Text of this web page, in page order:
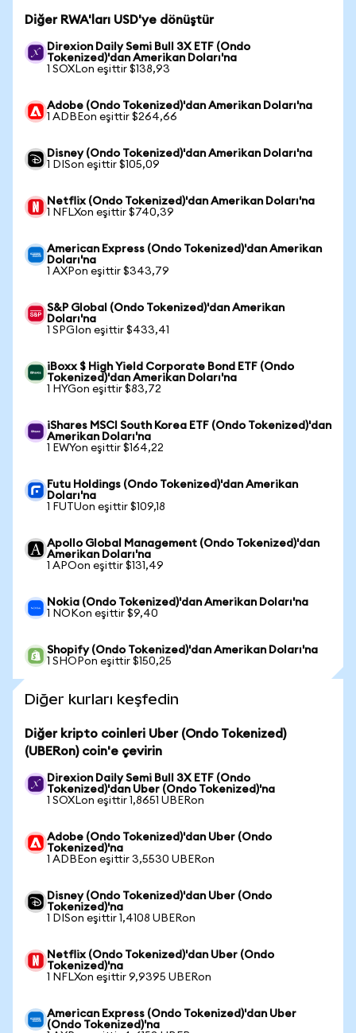
Diğer RWA'ları USD'ye dönüştür
Direxion Daily Semi Bull 3X ETF (Ondo
Tokenized)'dan Amerikan Doları'na
1 SOXLon eşittir $138,93
Adobe (Ondo Tokenized)'dan Amerikan Doları'na
1 ADBEon eşittir $264,66
Disney (Ondo Tokenized)'dan Amerikan Doları'na
1 DISon eşittir $105,09
Netflix (Ondo Tokenized)'dan Amerikan Doları'na
1 NFLXon eşittir $740,39
American Express (Ondo Tokenized)'dan Amerikan
Doları'na
1 AXPon eşittir $343,79
S&P Global (Ondo Tokenized)'dan Amerikan
Doları'na
1 SPGIon eşittir $433,41
iBoxx $ High Yield Corporate Bond ETF (Ondo
Tokenized)'dan Amerikan Doları'na
1 HYGon eşittir $83,72
iShares MSCI South Korea ETF (Ondo Tokenized)'dan
Amerikan Doları'na
1 EWYon eşittir $164,22
Futu Holdings (Ondo Tokenized)'dan Amerikan
Doları'na
1 FUTUon eşittir $109,18
Apollo Global Management (Ondo Tokenized)'dan
Amerikan Doları'na
1 APOon eşittir $131,49
Nokia (Ondo Tokenized)'dan Amerikan Doları'na
1 NOKon eşittir $9,40
Shopify (Ondo Tokenized)'dan Amerikan Doları'na
1 SHOPon eşittir $150,25
Diğer kurları keşfedin
Diğer kripto coinleri Uber (Ondo Tokenized)
(UBERon) coin'e çevirin
Direxion Daily Semi Bull 3X ETF (Ondo
Tokenized)'dan Uber (Ondo Tokenized)'na
1 SOXLon eşittir 1,8651 UBERon
Adobe (Ondo Tokenized)'dan Uber (Ondo
Tokenized)'na
1 ADBEon eşittir 3,5530 UBERon
Disney (Ondo Tokenized)'dan Uber (Ondo
Tokenized)'na
1 DISon eşittir 1,4108 UBERon
Netflix (Ondo Tokenized)'dan Uber (Ondo
Tokenized)'na
1 NFLXon eşittir 9,9395 UBERon
American Express (Ondo Tokenized)'dan Uber
(Ondo Tokenized)'na